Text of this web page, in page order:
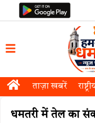
ताज़ा खबरें
धमतरी में तेल का